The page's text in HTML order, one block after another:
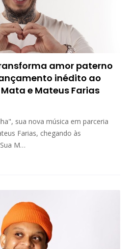
amor paterno
inédito ao
e Mateus Farias
sua nova música em parceria
Farias, chegando às
M…